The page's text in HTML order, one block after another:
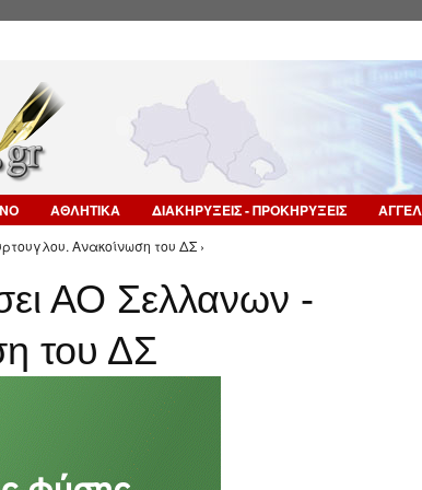
ΑΘΛΗΤΙΚΑ ΔΙΑΚΗΡΥΞΕΙΣ - ΠΡΟΚΗΡΥΞΕΙΣ
Ανακοίνωση του ΔΣ ›
ΑΟ Σελλανων -
του ΔΣ